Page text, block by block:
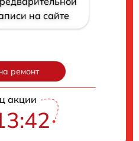
на сайте
ремонт
акции